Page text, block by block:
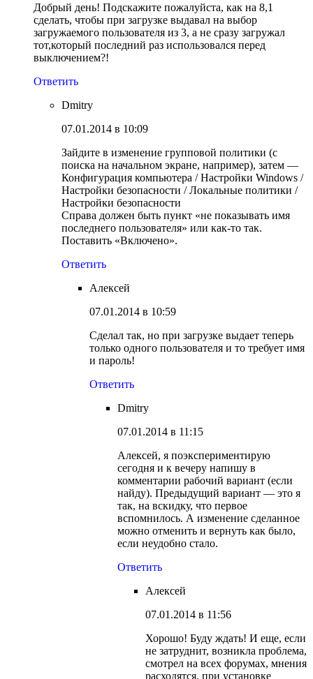
Добрый день! Подскажите пожалуйста, как на 8,1
сделать, чтобы при загрузке выдавал на выбор
загружаемого пользователя из 3, а не сразу загружал
тот,который последний раз использовался перед
выключением?!
Ответить
Dmitry
07.01.2014 в 10:09
Зайдите в изменение групповой политики (с
поиска на начальном экране, например), затем —
Конфигурация компьютера / Настройки Windows /
Настройки безопасности / Локальные политики /
Настройки безопасности
Справа должен быть пункт «не показывать имя
последнего пользователя» или как-то так.
Поставить «Включено».
Ответить
Алексей
07.01.2014 в 10:59
Сделал так, но при загрузке выдает теперь
только одного пользователя и то требует имя
и пароль!
Ответить
Dmitry
07.01.2014 в 11:15
Алексей, я поэкспериментирую
сегодня и к вечеру напишу в
комментарии рабочий вариант (если
найду). Предыдущий вариант — это я
так, на вскидку, что первое
вспомнилось. А изменение сделанное
можно отменить и вернуть как было,
если неудобно стало.
Ответить
Алексей
07.01.2014 в 11:56
Хорошо! Буду ждать! И еще, если
не затруднит, возникла проблема,
смотрел на всех форумах, мнения
расходятся, при установке